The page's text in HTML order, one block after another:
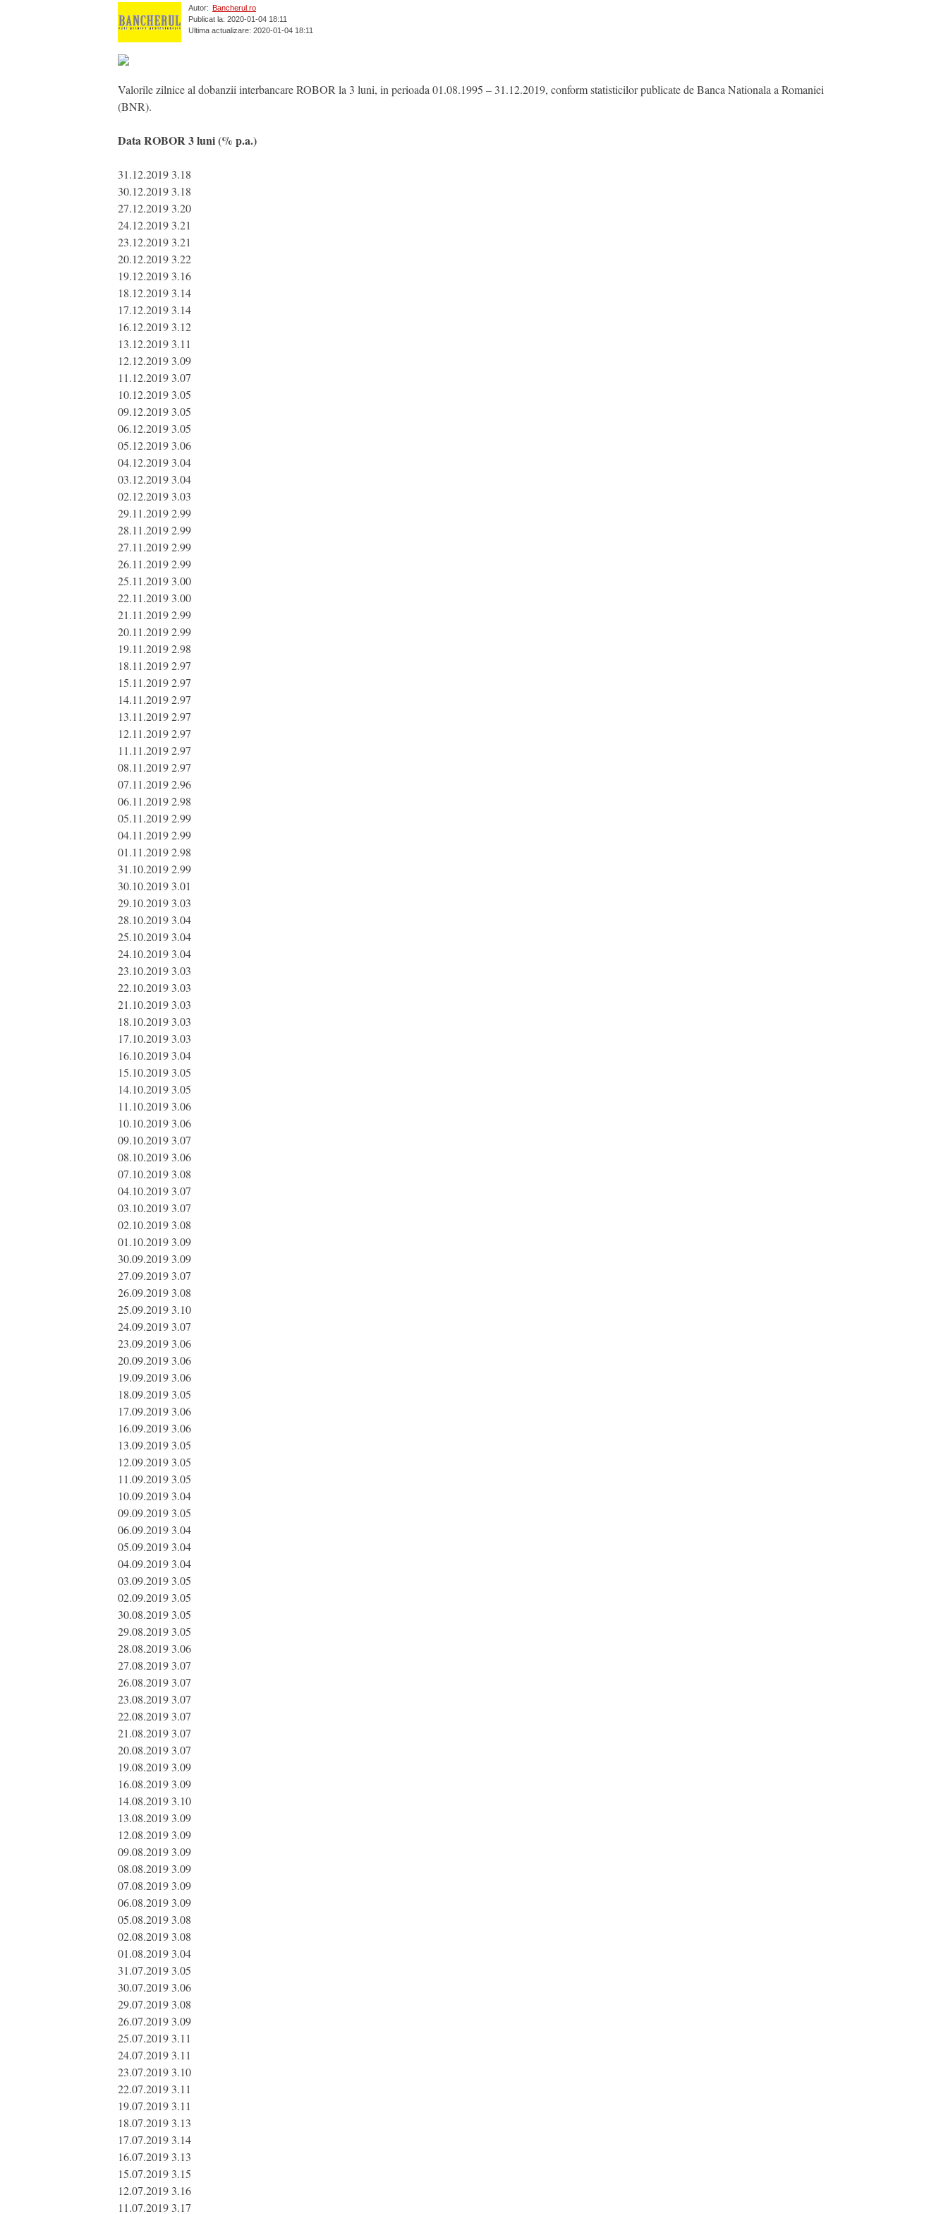
Autor:
Bancherul.ro
Publicat la: 2020-01-04 18:11
Ultima actualizare: 2020-01-04 18:11
Valorile zilnice al dobanzii interbancare ROBOR la 3 luni, in perioada 01.08.1995 – 31.12.2019, conform statisticilor publicate de Banca Nationala a Romaniei
(BNR).
Data ROBOR 3 luni (% p.a.)
31.12.2019 3.18
30.12.2019 3.18
27.12.2019 3.20
24.12.2019 3.21
23.12.2019 3.21
20.12.2019 3.22
19.12.2019 3.16
18.12.2019 3.14
17.12.2019 3.14
16.12.2019 3.12
13.12.2019 3.11
12.12.2019 3.09
11.12.2019 3.07
10.12.2019 3.05
09.12.2019 3.05
06.12.2019 3.05
05.12.2019 3.06
04.12.2019 3.04
03.12.2019 3.04
02.12.2019 3.03
29.11.2019 2.99
28.11.2019 2.99
27.11.2019 2.99
26.11.2019 2.99
25.11.2019 3.00
22.11.2019 3.00
21.11.2019 2.99
20.11.2019 2.99
19.11.2019 2.98
18.11.2019 2.97
15.11.2019 2.97
14.11.2019 2.97
13.11.2019 2.97
12.11.2019 2.97
11.11.2019 2.97
08.11.2019 2.97
07.11.2019 2.96
06.11.2019 2.98
05.11.2019 2.99
04.11.2019 2.99
01.11.2019 2.98
31.10.2019 2.99
30.10.2019 3.01
29.10.2019 3.03
28.10.2019 3.04
25.10.2019 3.04
24.10.2019 3.04
23.10.2019 3.03
22.10.2019 3.03
21.10.2019 3.03
18.10.2019 3.03
17.10.2019 3.03
16.10.2019 3.04
15.10.2019 3.05
14.10.2019 3.05
11.10.2019 3.06
10.10.2019 3.06
09.10.2019 3.07
08.10.2019 3.06
07.10.2019 3.08
04.10.2019 3.07
03.10.2019 3.07
02.10.2019 3.08
01.10.2019 3.09
30.09.2019 3.09
27.09.2019 3.07
26.09.2019 3.08
25.09.2019 3.10
24.09.2019 3.07
23.09.2019 3.06
20.09.2019 3.06
19.09.2019 3.06
18.09.2019 3.05
17.09.2019 3.06
16.09.2019 3.06
13.09.2019 3.05
12.09.2019 3.05
11.09.2019 3.05
10.09.2019 3.04
09.09.2019 3.05
06.09.2019 3.04
05.09.2019 3.04
04.09.2019 3.04
03.09.2019 3.05
02.09.2019 3.05
30.08.2019 3.05
29.08.2019 3.05
28.08.2019 3.06
27.08.2019 3.07
26.08.2019 3.07
23.08.2019 3.07
22.08.2019 3.07
21.08.2019 3.07
20.08.2019 3.07
19.08.2019 3.09
16.08.2019 3.09
14.08.2019 3.10
13.08.2019 3.09
12.08.2019 3.09
09.08.2019 3.09
08.08.2019 3.09
07.08.2019 3.09
06.08.2019 3.09
05.08.2019 3.08
02.08.2019 3.08
01.08.2019 3.04
31.07.2019 3.05
30.07.2019 3.06
29.07.2019 3.08
26.07.2019 3.09
25.07.2019 3.11
24.07.2019 3.11
23.07.2019 3.10
22.07.2019 3.11
19.07.2019 3.11
18.07.2019 3.13
17.07.2019 3.14
16.07.2019 3.13
15.07.2019 3.15
12.07.2019 3.16
11.07.2019 3.17